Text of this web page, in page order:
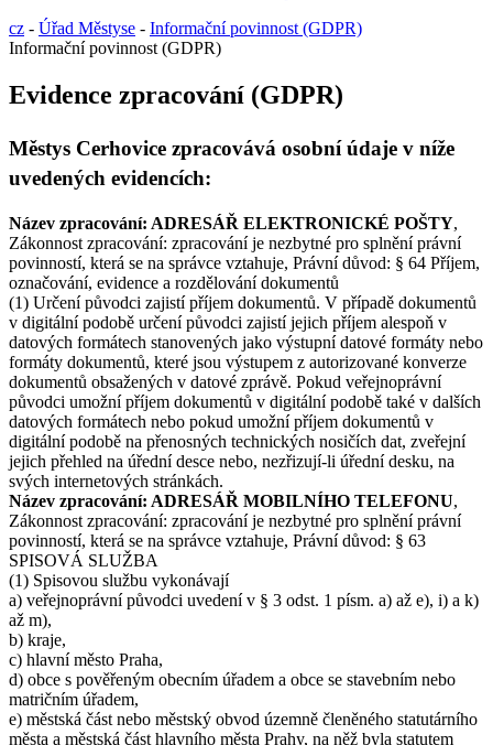
cz - Úřad Městyse - Informační povinnost (GDPR)
Informační povinnost (GDPR)
Evidence zpracování (GDPR)
Městys Cerhovice zpracovává osobní údaje v níže
uvedených evidencích:
Název zpracování: ADRESÁŘ ELEKTRONICKÉ POŠTY,
Zákonnost zpracování: zpracování je nezbytné pro splnění právní
povinností, která se na správce vztahuje, Právní důvod: § 64 Příjem,
označování, evidence a rozdělování dokumentů
(1) Určení původci zajistí příjem dokumentů. V případě dokumentů
v digitální podobě určení původci zajistí jejich příjem alespoň v
datových formátech stanovených jako výstupní datové formáty nebo
formáty dokumentů, které jsou výstupem z autorizované konverze
dokumentů obsažených v datové zprávě. Pokud veřejnoprávní
původci umožní příjem dokumentů v digitální podobě také v dalších
datových formátech nebo pokud umožní příjem dokumentů v
digitální podobě na přenosných technických nosičích dat, zveřejní
jejich přehled na úřední desce nebo, nezřizují-li úřední desku, na
svých internetových stránkách.
Název zpracování: ADRESÁŘ MOBILNÍHO TELEFONU,
Zákonnost zpracování: zpracování je nezbytné pro splnění právní
povinností, která se na správce vztahuje, Právní důvod: § 63
SPISOVÁ SLUŽBA
(1) Spisovou službu vykonávají
a) veřejnoprávní původci uvedení v § 3 odst. 1 písm. a) až e), i) a k)
až m),
b) kraje,
c) hlavní město Praha,
d) obce s pověřeným obecním úřadem a obce se stavebním nebo
matričním úřadem,
e) městská část nebo městský obvod územně členěného statutárního
města a městská část hlavního města Prahy, na něž byla statutem